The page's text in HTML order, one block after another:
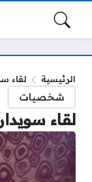
الرئيسية لقاء
شخصيات
لقاء